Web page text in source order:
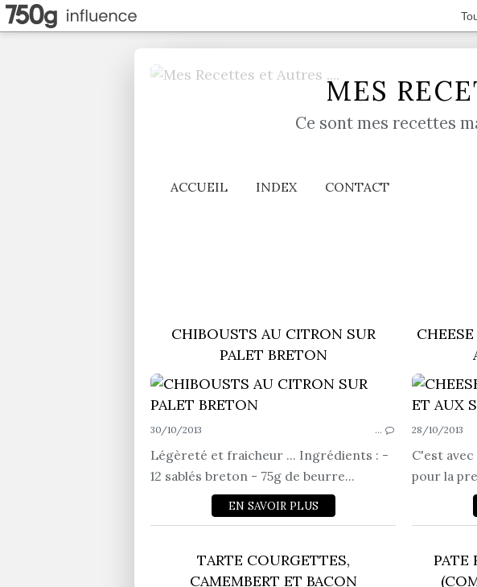
MES
Ce sont mes recettes
ACCUEIL INDEX CONTACT
CHIBOUSTS AU CITRON SUR
PALET BRETON
30/10/2013 …
Légèreté et fraicheur ... Ingrédients : -
12 sablés breton - 75g de beurre...
EN SAVOIR PLUS
28/10/2013
C'est
pour la
TARTE COURGETTES,
CAMEMBERT ET BACON
PATE